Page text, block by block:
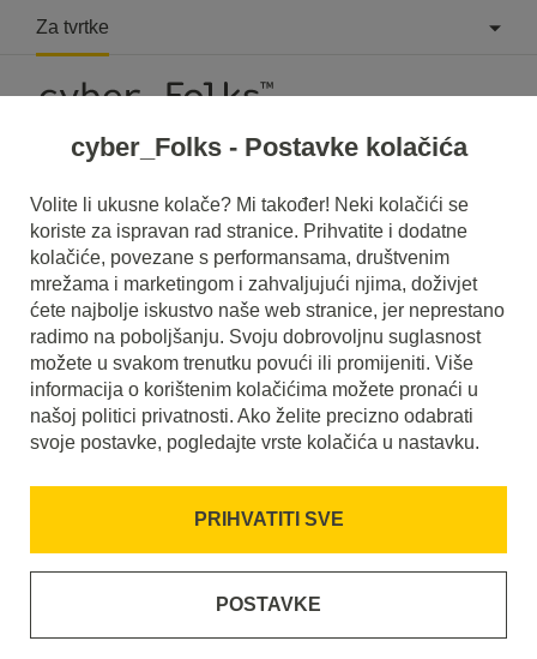
Za tvrtke
#hosting
cyber_Folks - Postavke kolačića
Volite li ukusne kolače? Mi također! Neki kolačići se
koriste za ispravan rad stranice. Prihvatite i dodatne
kolačiće, povezane s performansama, društvenim
mrežama i marketingom i zahvaljujući njima, doživjet
ćete najbolje iskustvo naše web stranice, jer neprestano
radimo na poboljšanju. Svoju dobrovoljnu suglasnost
možete u svakom trenutku povući ili promijeniti. Više
informacija o korištenim kolačićima možete pronaći u
našoj politici privatnosti. Ako želite precizno odabrati
svoje postavke, pogledajte vrste kolačića u nastavku.
PRIHVATITI SVE
POSTAVKE